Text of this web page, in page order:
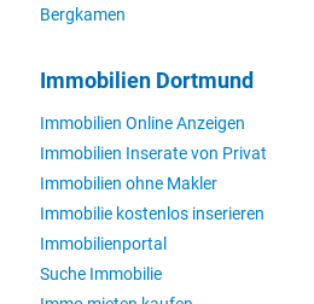
Bergkamen
Immobilien Dortmund
Immobilien Online Anzeigen
Immobilien Inserate von Privat
Immobilien ohne Makler
Immobilie kostenlos inserieren
Immobilienportal
Suche Immobilie